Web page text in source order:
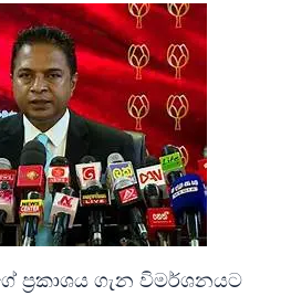
ප්‍රකාශය ගැන විමර්ශනයට